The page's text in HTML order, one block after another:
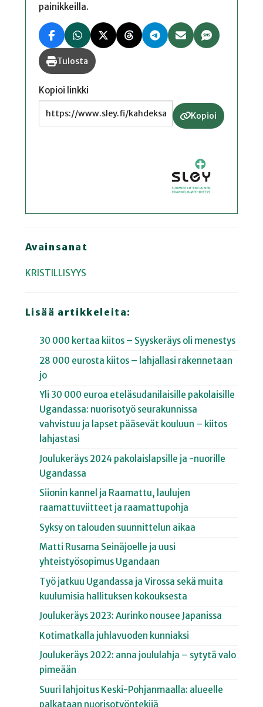
painikkeilla.
Tulosta
Kopioi linkki
Kopioi
Avainsanat
KRISTILLISYYS
Lisää artikkeleita:
30 000 kertaa kiitos – Syyskeräys oli menestys
28 000 eurosta kiitos – lahjallasi rakennetaan
jo
Yli 30 000 euroa eteläsudanilaisille pakolaisille
Ugandassa: nuorisotyö seurakunnissa
vahvistuu ja lapset pääsevät kouluun – kiitos
lahjastasi
Joulukeräys 2024 pakolaislapsille ja -nuorille
Ugandassa
Siionin kannel ja Raamattu, laulujen
raamattuviitteet ja raamattupohja
Syksy on talouden suunnittelun aikaa
Matti Rusama Seinäjoelle ja uusi
yhteistyösopimus Ugandaan
Työ jatkuu Ugandassa ja Virossa sekä muita
kuulumisia hallituksen kokouksesta
Joulukeräys 2023: Aurinko nousee Japanissa
Kotimatkalla juhlavuoden kunniaksi
Joulukeräys 2022: anna joululahja – sytytä valo
pimeään
Suuri lahjoitus Keski-Pohjanmaalla: alueelle
palkataan nuorisotyöntekijä